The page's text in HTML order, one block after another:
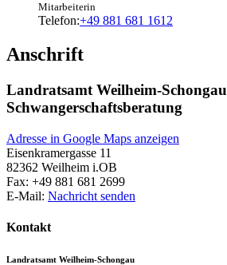
Mitarbeiterin
Telefon:+49 881 681 1612
Anschrift
Landratsamt Weilheim-Schongau
Schwangerschaftsberatung
Adresse in Google Maps anzeigen
Eisenkramergasse 11
82362 Weilheim i.OB
Fax: +49 881 681 2699
E-Mail: Nachricht senden
Kontakt
Landratsamt Weilheim-Schongau